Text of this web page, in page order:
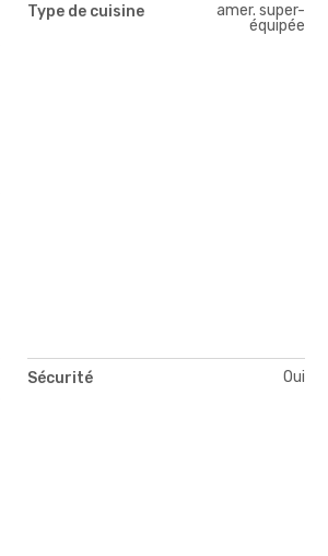
Type de cuisine
amer. super-
équipée
Sécurité Oui